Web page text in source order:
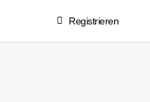
Registrieren